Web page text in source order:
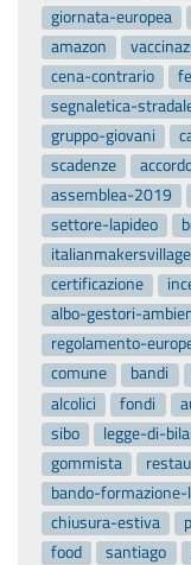
giornata-europea
amazon
cena-contrario
segnaletica-
gruppo-giovani
scadenze
assemblea-2019
settore-lapideo
italianmakersvillage
certificazione
albo-gestori-
regolamento-
comune
bandi
alcolici
fondi
sibo
legge-di-
gommista
bando-
chiusura-estiva
food
santiago